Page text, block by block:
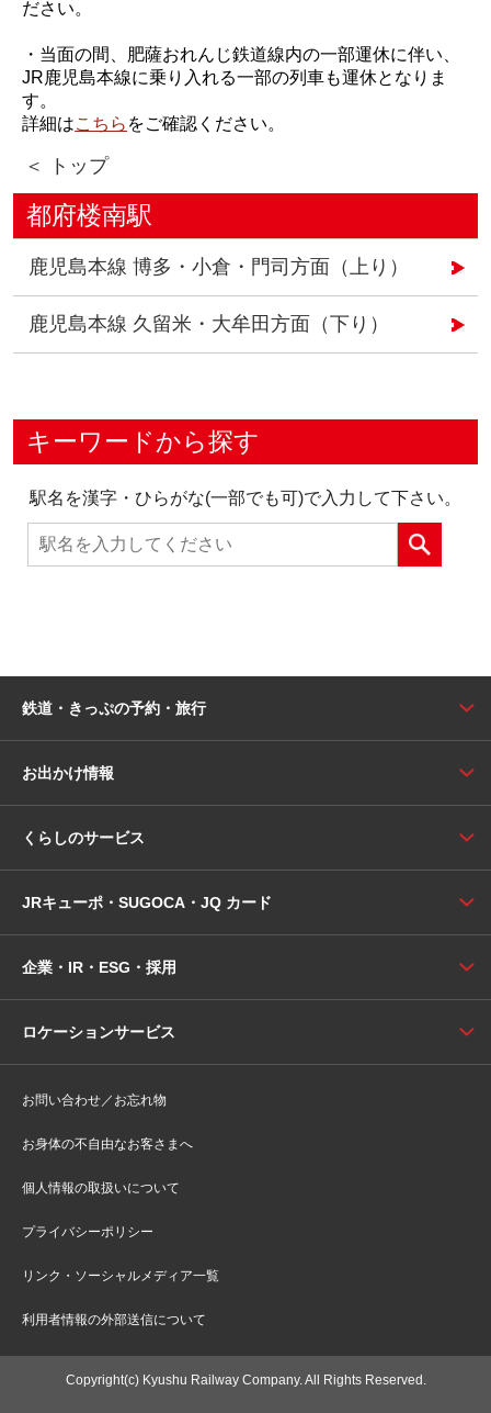
ださい。
・当面の間、肥薩おれんじ鉄道線内の一部運休に伴い、
JR鹿児島本線に乗り入れる一部の列車も運休となりま
す。
詳細はこちら をご確認ください。
＜ トップ
都府楼南駅
鹿児島本線 博多・小倉・門司方面（上り）
鹿児島本線 久留米・大牟田方面（下り）
キーワードから探す
駅名を漢字・ひらがな(一部でも可)で入力して下さい。
鉄道・きっぷの予約・旅行
お出かけ情報
くらしのサービス
JRキューポ・SUGOCA・JQ カード
企業・IR・ESG・採用
ロケーションサービス
お問い合わせ／お忘れ物
お身体の不自由なお客さまへ
個人情報の取扱いについて
プライバシーポリシー
リンク・ソーシャルメディア一覧
利用者情報の外部送信について
Copyright(c) Kyushu Railway Company. All Rights Reserved.